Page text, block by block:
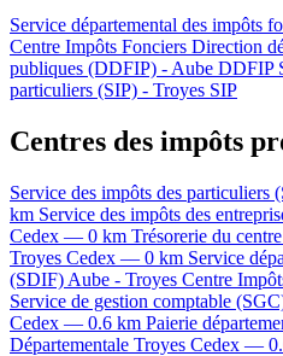
Service départemental des impôts
Centre Impôts Fonciers Direction
publiques (DDFIP) - Aube DDFIP
particuliers (SIP) - Troyes SIP
Centres des impôts
Service des impôts des particuliers
km Service des impôts des
Cedex — 0 km Trésorerie du
Troyes Cedex — 0 km Service
(SDIF) Aube - Troyes Centre
Service de gestion comptable
Cedex — 0.6 km Paierie
Départementale Troyes Cedex —